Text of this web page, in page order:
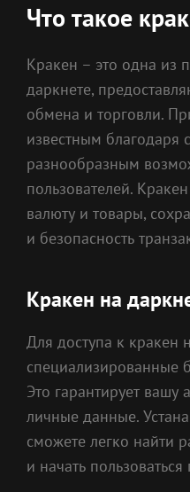
Что такое
Кракен – это одна из
даркнете,
обмена и торговли.
известным благодаря
разнообразным
пользователей.
валюту и товары,
и безопасность
Кракен на
Для доступа к кракен
специализированные
Это гарантирует
личные данные.
сможете легко найти
и начать